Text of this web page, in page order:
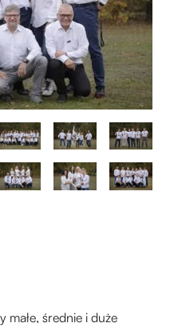
małe, średnie i duże